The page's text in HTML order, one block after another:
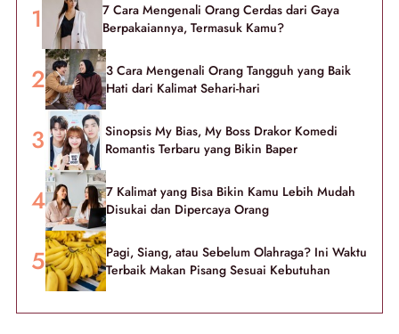
7 Cara Mengenali Orang Cerdas dari Gaya
Berpakaiannya, Termasuk Kamu?
3 Cara Mengenali Orang Tangguh yang Baik
Hati dari Kalimat Sehari-hari
Sinopsis My Bias, My Boss Drakor Komedi
Romantis Terbaru yang Bikin Baper
7 Kalimat yang Bisa Bikin Kamu Lebih Mudah
Disukai dan Dipercaya Orang
Pagi, Siang, atau Sebelum Olahraga? Ini Waktu
Terbaik Makan Pisang Sesuai Kebutuhan